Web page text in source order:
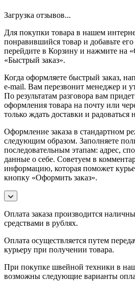
Загрузка отзывов...
Для покупки товара в нашем
понравившийся товар и добавьте
перейдите в Корзину и нажмите на
«Быстрый заказ».
Когда оформляете быстрый заказ,
e-mail. Вам перезвонит менеджер и
По результатам разговора вам
оформления товара на почту или
только ждать доставки и радоваться
Оформление заказа в стандартном
следующим образом. Заполняете
последовательным этапам: адрес,
данные о себе. Советуем в
информацию, которая поможет
кнопку «Оформить заказ».
Оплата заказа производится
средствами в рублях.
Оплата осуществляется путем
курьеру при получении товара.
При покупке швейной техники в
возможны следующие варианты